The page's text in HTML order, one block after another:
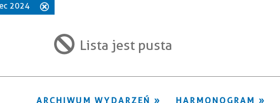
2024
Lista jest pusta
HARMONOGRAM
ARCHIWUM WYDARZEŃ